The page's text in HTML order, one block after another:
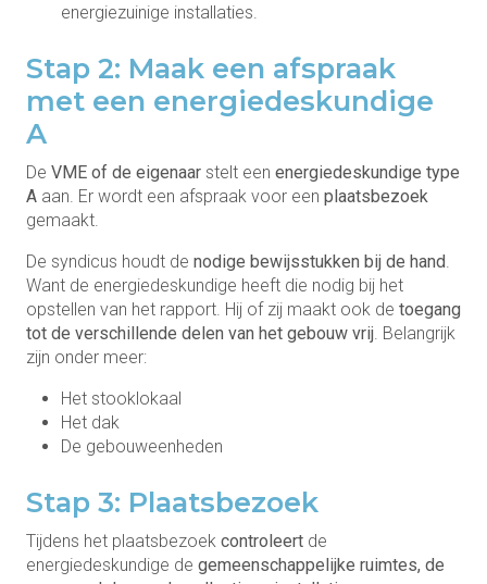
energiezuinige installaties.
Stap 2: Maak een afspraak
met een energiedeskundige
A
De VME of de eigenaar stelt een energiedeskundige type
A aan. Er wordt een afspraak voor een plaatsbezoek
gemaakt.
De syndicus houdt de nodige bewijsstukken bij de hand
Want de energiedeskundige heeft die nodig bij het
opstellen van het rapport. Hij of zij maakt ook de toegang
tot de verschillende delen van het gebouw vrij . Belangrijk
zijn onder meer:
Het stooklokaal
Het dak
De gebouweenheden
Stap 3: Plaatsbezoek
Tijdens het plaatsbezoek controleert de
energiedeskundige de gemeenschappelijke ruimtes, de